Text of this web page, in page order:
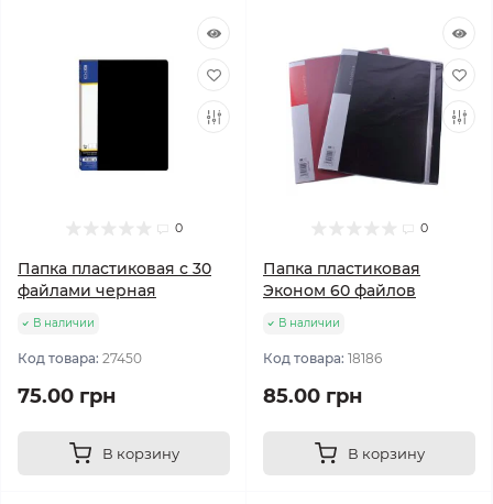
0
Папка пластиковая с 30
файлами черная
В наличии
Код товара: 27450
75.00 грн
В корзину
0
Папка пластиковая
Эконом 60 файлов
В наличии
Код товара: 18186
85.00 грн
В корзину